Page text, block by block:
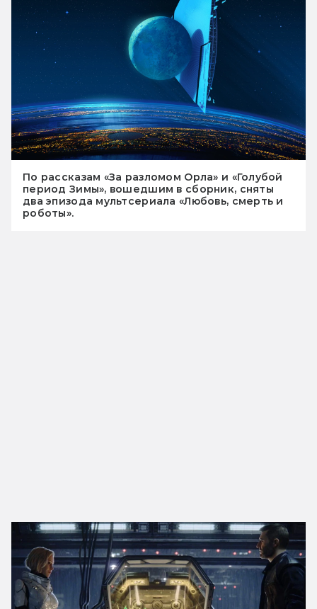
По рассказам «За разломом Орла» и «Голубой
период Зимы», вошедшим в сборник, сняты
два эпизода мультсериала «Любовь, смерть и
роботы».